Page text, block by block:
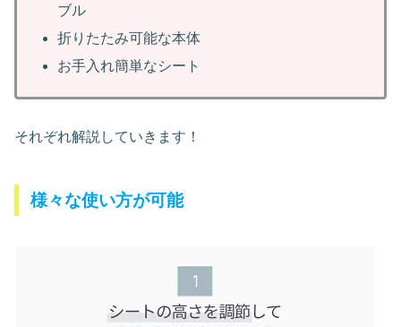
ブル
折りたたみ可能な本体
お手入れ簡単なシート
それぞれ解説していきます！
様々な使い方が可能